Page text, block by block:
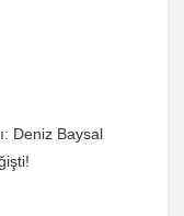
Deniz Baysal